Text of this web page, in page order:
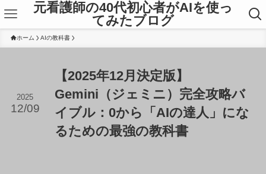
元看護師の40代初心者がAIを使っ
てみたブログ
ホーム AIの教科書
【2025年12月決定版】
Gemini（ジェミニ）完全攻略バ
イブル：0から「AIの達人」にな
るための最強の教科書
2025
12/09